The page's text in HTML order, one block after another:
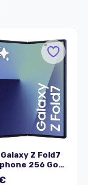
Z Fold7
256 Go
-